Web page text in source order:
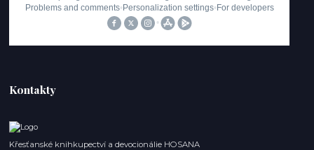
Kontakty
Křesťanské knihkupectví a devocionálie HOSANA